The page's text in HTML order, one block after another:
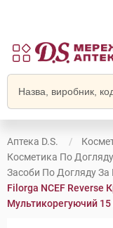
Аптека D.S.
Косметика По
Засоби По Догляду
Filorga NCEF Reverse
Мультикорегуючий